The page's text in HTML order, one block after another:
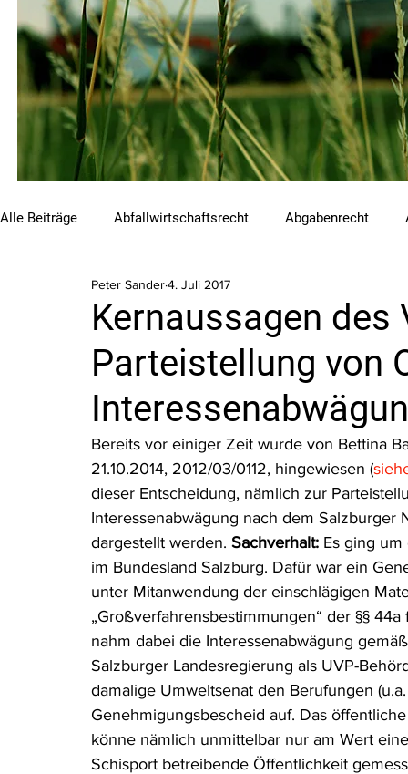
Alle Beiträge Abfallwirtschaftsrecht Abgabenrecht
Beihilfen und Förderungen
Luftreinhalterecht Naturschutzrecht
Rohstoffrecht (Umwelt-)Strafrecht Tierschutzrecht
Verfahrensrecht Vergaberecht Verkehr- und
RDU Umwelt-Ausgabe Erdgas
Kernaussagen des
Parteistellung von
Peter Sander4. Juli 2017
Bereits vor einiger Zeit wurde von Bettina
21.10.2014, 2012/03/0112, hingewiesen (
dieser Entscheidung, nämlich zur
Interessenabwägung nach dem Salzburger
dargestellt werden. Sachverhalt: Es ging
im Bundesland Salzburg. Dafür war ein
unter Mitanwendung der einschlägigen
„Großverfahrensbestimmungen“ der §§
nahm dabei die Interessenabwägung
Salzburger Landesregierung als UVP-
damalige Umweltsenat den Berufungen
Genehmigungsbescheid auf. Das
könne nämlich unmittelbar nur am Wert
Schisport betreibende Öffentlichkeit